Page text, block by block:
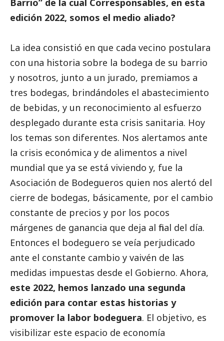
Barrio” de la cual Corresponsables, en esta
edición 2022, somos el medio aliado?
La idea consistió en que cada vecino postulara
con una historia sobre la bodega de su barrio
y nosotros, junto a un jurado, premiamos a
tres bodegas, brindándoles el abastecimiento
de bebidas, y un reconocimiento al esfuerzo
desplegado durante esta crisis sanitaria. Hoy
los temas son diferentes. Nos alertamos ante
la crisis económica y de alimentos a nivel
mundial que ya se está viviendo y, fue la
Asociación de Bodegueros quien nos alertó del
cierre de bodegas, básicamente, por el cambio
constante de precios y por los pocos
márgenes de ganancia que deja al final del día.
Entonces el bodeguero se veía perjudicado
ante el constante cambio y vaivén de las
medidas impuestas desde el Gobierno. Ahora,
este 2022, hemos lanzado una segunda
edición para contar estas historias y
promover la labor bodeguera. El objetivo, es
visibilizar este espacio de economía